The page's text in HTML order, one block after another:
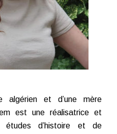
algérien et d’une mère
est une réalisatrice et
études d’histoire et de